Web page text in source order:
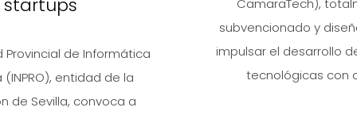
CamaraTech),
subvencionado y
impulsar el desarrollo
tecnológicas con
Provincial de Informática
(INPRO), entidad de la
de Sevilla, convoca a